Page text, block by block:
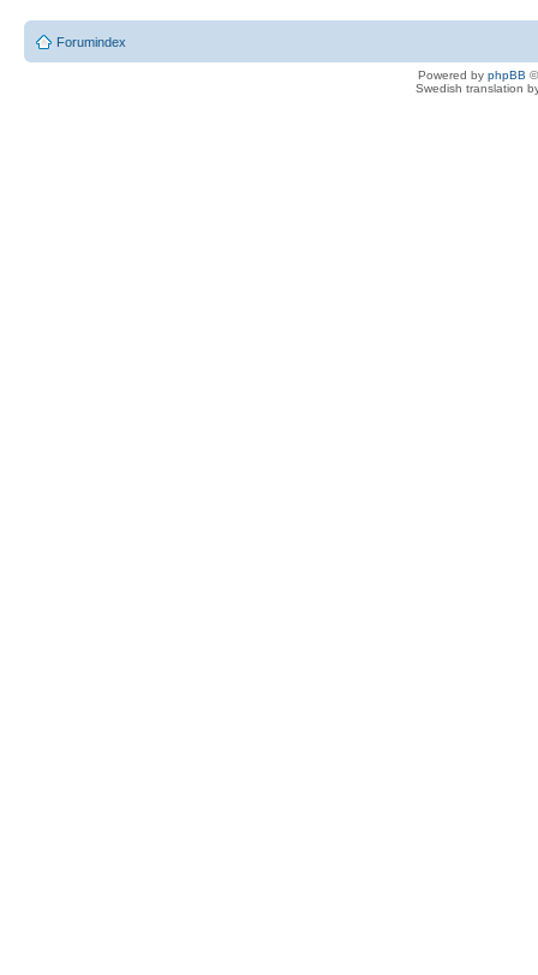
Forumindex
Powered by phpBB
Swedish translation